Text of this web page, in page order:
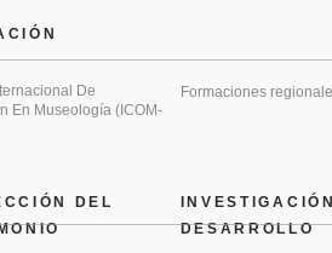
DEL
De
En Museología (ICOM-
Formaciones
DESARROLLO